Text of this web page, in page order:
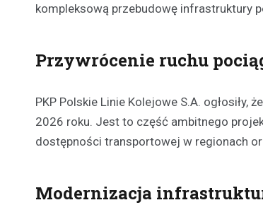
kompleksową przebudowę infrastruktury
Przywrócenie ruchu
PKP Polskie Linie Kolejowe S.A.
2026 roku. Jest to część ambitnego
dostępności transportowej w regionach
Modernizacja